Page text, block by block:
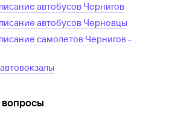
автобусов Чернигов
автобусов Черновцы
самолетов Чернигов-
автовокзалы
вопросы